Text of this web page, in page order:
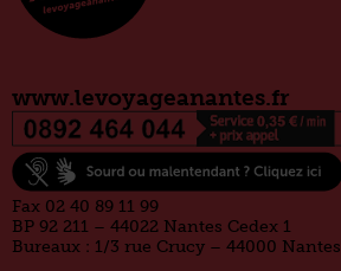
www.levoyageanantes.fr
Fax 02 40 89 11 99
BP 92 211 – 44022 Nantes Cedex 1
Bureaux : 1/3 rue Crucy – 44000 Nantes